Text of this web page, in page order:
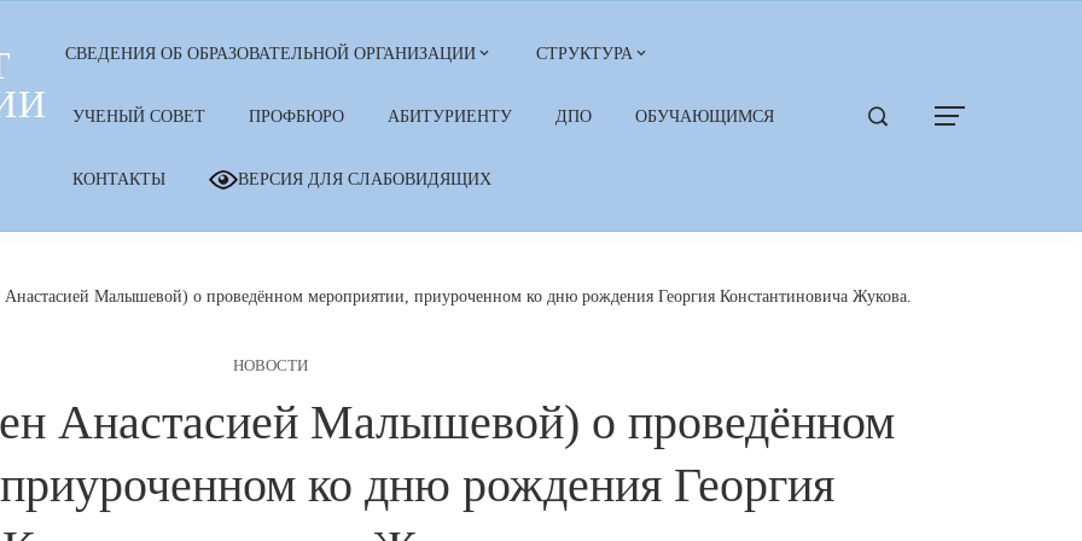
СВЕДЕНИЯ ОБ ОБРАЗОВАТЕЛЬНОЙ ОРГАНИЗАЦИИ СТРУКТУРА
УЧЕНЫЙ СОВЕТ ПРОФБЮРО АБИТУРИЕНТУ ДПО ОБУЧАЮЩИМСЯ
КОНТАКТЫ ВЕРСИЯ ДЛЯ СЛАБОВИДЯЩИХ
Анастасией Малышевой) о проведённом мероприятии, приуроченном ко дню рождения Георгия Константиновича Жукова.
НОВОСТИ
Анастасией Малышевой) о проведённом
ко дню рождения Георгия